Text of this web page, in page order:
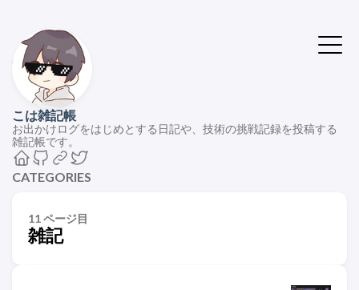
こは雑記帳
お出かけログをはじめとする日記や、技術の挑戦記録を投稿する
雑記帳です。
CATEGORIES
11 ページ目
雑記